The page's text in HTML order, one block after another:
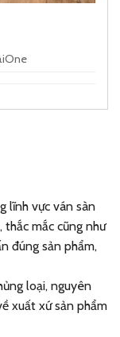
lĩnh vực ván sàn
thắc mắc cũng như
đúng sản phẩm,
loại, nguyên
xuất xứ sản phẩm